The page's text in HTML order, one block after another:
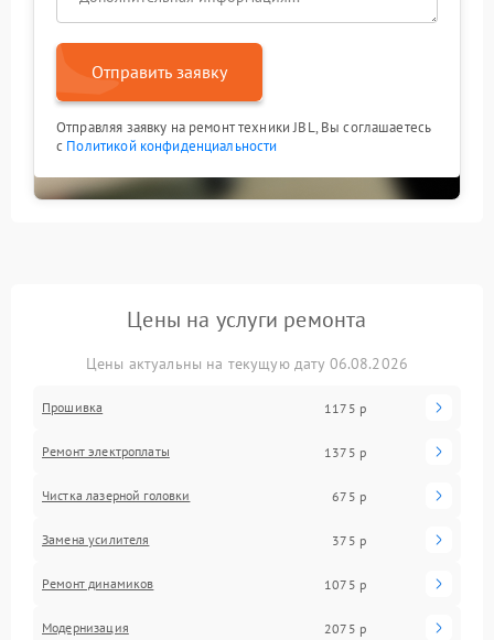
Отправить заявку
Отправляя заявку на ремонт техники JBL, Вы соглашаетесь
с Политикой конфиденциальности
Цены на услуги ремонта
Цены актуальны на текущую дату 06.08.2026
Прошивка 1175 р
Ремонт электроплаты 1375 р
Чистка лазерной головки 675 р
Замена усилителя 375 р
Ремонт динамиков 1075 р
Модернизация 2075 р